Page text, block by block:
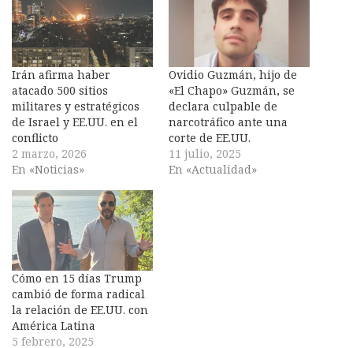
Irán afirma haber
atacado 500 sitios
militares y estratégicos
de Israel y EE.UU. en el
conflicto
2 marzo, 2026
En «Noticias»
Ovidio Guzmán, hijo de
«El Chapo» Guzmán, se
declara culpable de
narcotráfico ante una
corte de EE.UU.
11 julio, 2025
En «Actualidad»
Cómo en 15 días Trump
cambió de forma radical
la relación de EE.UU. con
América Latina
5 febrero, 2025